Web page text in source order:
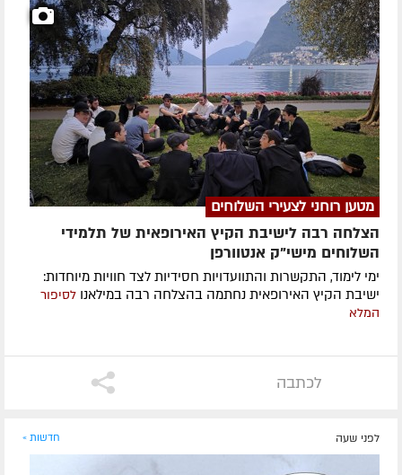
מטען רוחני לצעירי השלוחים
הצלחה רבה לישיבת הקיץ האירופאית של תלמידי
השלוחים מישי"ק אנטוורפן
ימי לימוד, התקשרות והתוועדויות חסידיות לצד חוויות מיוחדות:
ישיבת הקיץ האירופאית נחתמה בהצלחה רבה במילאנו לסיפור
המלא
לכתבה
לפני שעה חדשות »